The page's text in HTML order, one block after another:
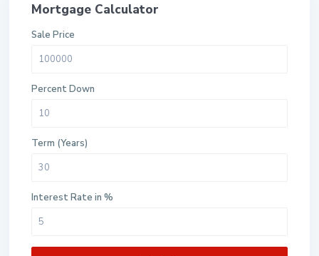
Mortgage Calculator
Sale Price
Percent Down
Term (Years)
Interest Rate in %